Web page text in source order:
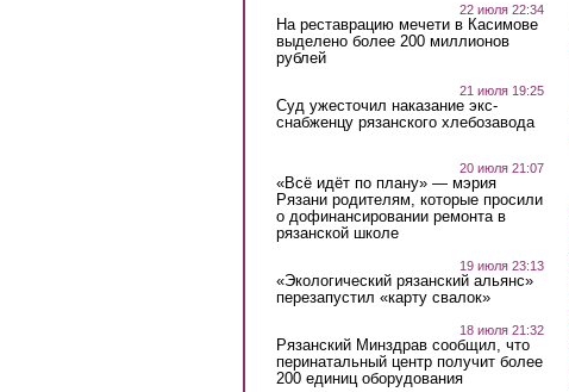
22 июля 22:34
На реставрацию мечети в Касимове
выделено более 200 миллионов
рублей
21 июля 19:25
Суд ужесточил наказание экс-
снабженцу рязанского хлебозавода
20 июля 21:07
«Всё идёт по плану» — мэрия
Рязани родителям, которые просили
о дофинансировании ремонта в
рязанской школе
19 июля 23:13
«Экологический рязанский альянс»
перезапустил «карту свалок»
18 июля 21:32
Рязанский Минздрав сообщил, что
перинатальный центр получит более
200 единиц оборудования